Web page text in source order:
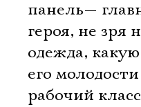
панель—
героя, не зря
одежда,
его
рабочий